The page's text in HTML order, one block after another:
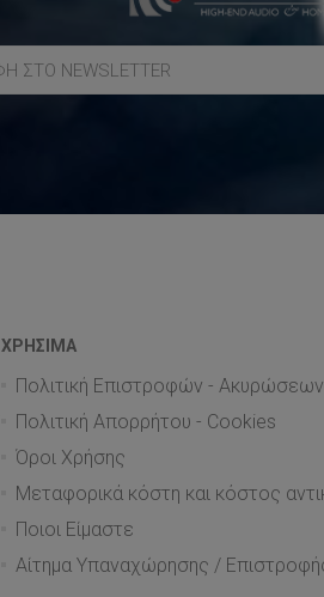
ΧΡΗΣΙΜΑ
Πολιτική Επιστροφών - Ακυρώσεων
Πολιτική Απορρήτου - Cookies
Όροι Χρήσης
Μεταφορικά κόστη και κόστος
Ποιοι Είμαστε
Αίτημα Υπαναχώρησης /